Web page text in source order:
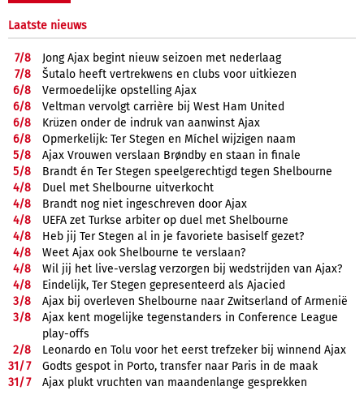
Laatste nieuws
7/8
Jong Ajax begint nieuw seizoen met nederlaag
7/8
Šutalo heeft vertrekwens en clubs voor uitkiezen
6/8
Vermoedelijke opstelling Ajax
6/8
Veltman vervolgt carrière bij West Ham United
6/8
Krüzen onder de indruk van aanwinst Ajax
6/8
Opmerkelijk: Ter Stegen en Míchel wijzigen naam
5/8
Ajax Vrouwen verslaan Brøndby en staan in finale
5/8
Brandt én Ter Stegen speelgerechtigd tegen Shelbourne
4/8
Duel met Shelbourne uitverkocht
4/8
Brandt nog niet ingeschreven door Ajax
4/8
UEFA zet Turkse arbiter op duel met Shelbourne
4/8
Heb jij Ter Stegen al in je favoriete basiself gezet?
4/8
Weet Ajax ook Shelbourne te verslaan?
4/8
Wil jij het live-verslag verzorgen bij wedstrijden van Ajax?
4/8
Eindelijk, Ter Stegen gepresenteerd als Ajacied
3/8
Ajax bij overleven Shelbourne naar Zwitserland of Armenië
3/8
Ajax kent mogelijke tegenstanders in Conference League
play-offs
2/8
Leonardo en Tolu voor het eerst trefzeker bij winnend Ajax
31/7
Godts gespot in Porto, transfer naar Paris in de maak
31/7 Ajax plukt vruchten van maandenlange gesprekken